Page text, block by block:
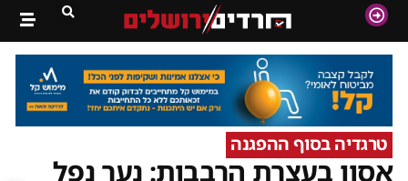
טרגדיה בסוף ההפגנה
אסון בעצרת הרבבות: נער נפל